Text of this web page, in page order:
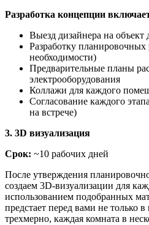
Разработка концепции
Выезд дизайнера на объект
Разработку
необходимости)
Предварительные планы
электрооборудования
Коллажи для каждого
Согласование каждого
на встрече)
3. 3D визуализация
Срок: ~10 рабочих дней
После утверждения
создаем 3D-визуализации для
использованием подобранных
предстает перед вами не только
трехмерно, каждая комната в